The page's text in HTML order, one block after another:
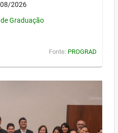
2026
Graduação
Fonte: PROGRAD